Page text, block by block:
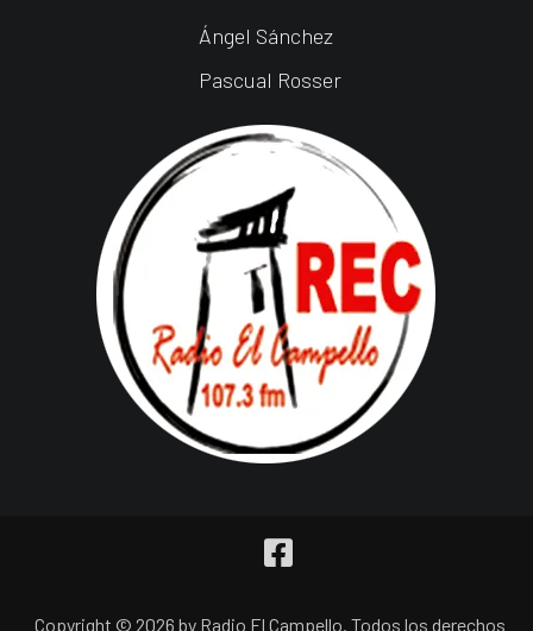
Ángel Sánchez
Pascual Rosser
Copyright © 2026 by Radio El Campello. Todos los derechos